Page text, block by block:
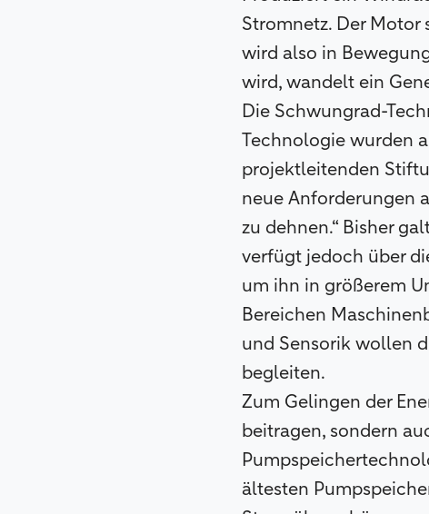
Stromnetz. Der Motor
wird also in
wird, wandelt ein
Die Schwungrad-
Technologie wurden
projektleitenden
neue Anforderungen
zu dehnen.“ Bisher
verfügt jedoch über
um ihn in größerem
Bereichen
und Sensorik wollen
begleiten.
Zum Gelingen der
beitragen, sondern
ältesten